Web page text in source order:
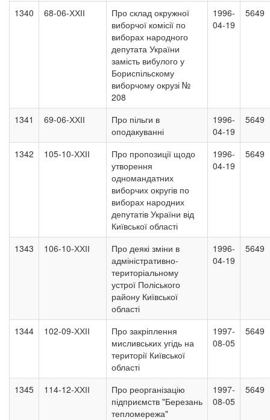
1340 68-06-ХХІІ
Про склад окружної
виборчої комісії по
виборах народного
депутата України
замість вибулого у
Бориспільскому
виборчому окрузі №
208
1996-
04-19
5649
1341 69-06-ХХІІ
Про пільги в
оподакуванні
1996-
04-19
5649
1342 105-10-ХХІІ
Про пропозиції щодо
утворення
одномандатних
виборчих округів по
виборах народних
депутатів України від
Київської області
1996-
04-19
5649
1343 106-10-ХХІІ
Про деякі зміни в
адміністративно-
територіальному
устрої Поліського
району Київської
області
1996-
04-19
5649
1344 102-09-ХХІІ
Про закріплення
мисливських угідь на
території Київської
області
1997-
08-05
5649
1345 114-12-ХХІІ
Про реорганізацію
підприємств "Березань
тепломережа"
1997-
08-05
5649